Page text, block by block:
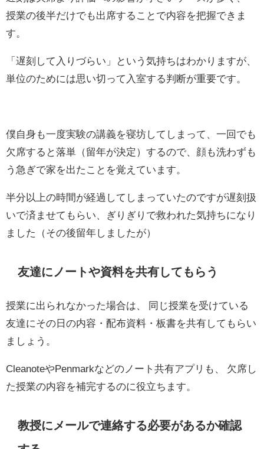
授業の後半だけでも出席することで内容を把握できま
す。
「遅刻して入りづらい」という気持ちはわかりますが、
単位のためには思い切って入室する判断が重要です。
僕自身も一度実験の講義を寝坊してしまって、一回でも
欠席すると落単（留年が決定）するので、顔も洗わずも
う急ぎで家を出たことを覚えています。
半分以上の時間が経過してしまっていたのですが遅刻扱
いで済ませてもらい、ぎりぎりで救われた気持ちになり
ました（その後留年しましたが）
友達にノートや資料を共有してもらう
授業に出られなかった場合は、 同じ授業を受けている
友達にその日の内容・配布資料・板書を共有してもらい
ましょう。
CleanoteやPenmarkなどのノート共有アプリも、 欠席し
た授業の内容を補完するのに役立ちます。
教授にメールで連絡する必要があるか確認